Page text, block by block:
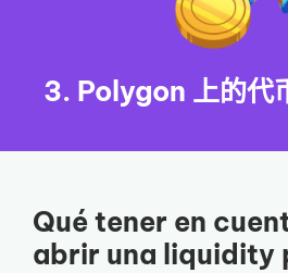
3. Polygon 上的代
Qué tener en
abrir una liquidity